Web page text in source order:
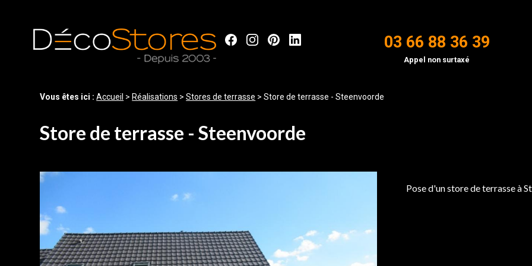
03 66 88 36 39
Appel non surtaxé
Vous êtes ici :Accueil > Réalisations >Stores de terrasse >Store de terrasse - Steenvoorde
Store de terrasse - Steenvoorde
Pose d'un store de terrasse à